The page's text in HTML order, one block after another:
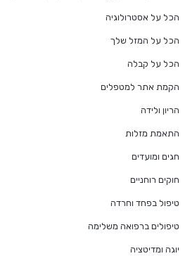
הכל על אסטרולוגיה
הכל על המזל שלך
הכל על קבלה
הקמת אתר למטפלים
הריון ולידה
התאמת מזלות
חגים ומועדים
חוקים רוחניים
טיפול בפחד וחרדה
טיפולים ברפואה משלימה
יוגה ומדיטציה